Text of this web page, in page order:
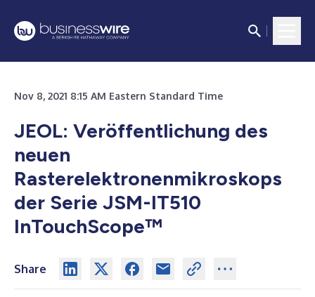
Nov 8, 2021 8:15 AM Eastern Standard Time
JEOL: Veröffentlichung des
neuen
Rasterelektronenmikroskops
der Serie JSM-IT510
InTouchScope™
Share